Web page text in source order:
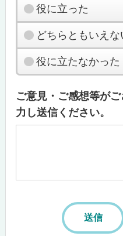
役に立った
どちらともいえな
役に立たなかった
ご意見・ご感想等が
力し送信ください。